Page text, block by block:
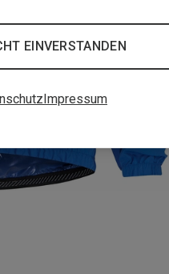
EINVERSTANDEN
Impressum